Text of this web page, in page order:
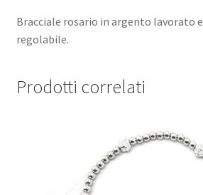
Bracciale rosario in argento lavorato
regolabile.
Prodotti correlati